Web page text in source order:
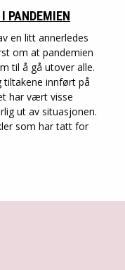
PANDEMIEN
en litt annerledes
om at pandemien
til å gå utover alle.
tiltakene innført på
har vært visse
ut av situasjonen.
som har tatt for